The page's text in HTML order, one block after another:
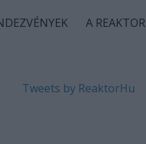
A REAKTOR
Tweets by ReaktorHu